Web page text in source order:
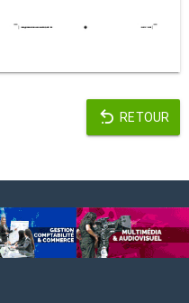
RETOUR